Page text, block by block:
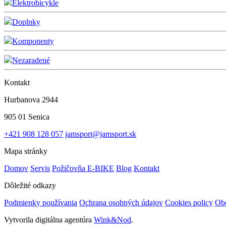
Elektrobicykle
Doplnky
Komponenty
Nezaradené
Kontakt
Hurbanova 2944
905 01 Senica
+421 908 128 057 jamsport@jamsport.sk
Mapa stránky
Domov Servis Požičovňa E-BIKE Blog Kontakt
Dôležité odkazy
Podmienky používania Ochrana osobných údajov Cookies policy
Vytvorila digitálna agentúra Wink&Nod.